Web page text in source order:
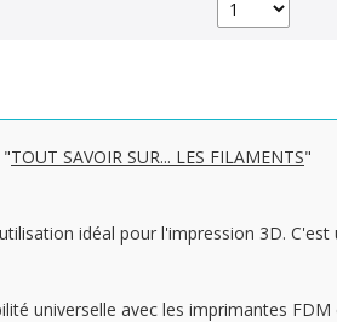
TOUT SAVOIR SUR... LES FILAMENTS"
idéal pour l'impression 3D.
universelle avec les imprimantes